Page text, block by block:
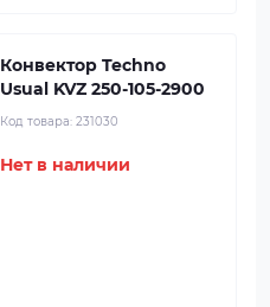
Конвектор Techno
Usual KVZ 250-105-2900
Код товара: 231030
Нет в наличии